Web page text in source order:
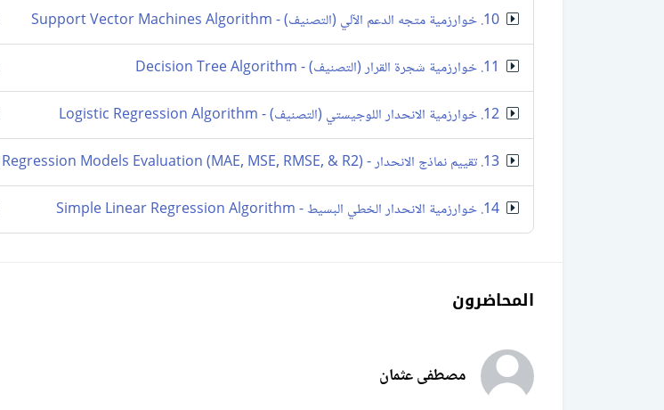
10. خوارزمية متجه الدعم الآلي (التصنيف) - Support Vector Machines Algorithm
11. خوارزمية شجرة القرار (التصنيف) - Decision Tree Algorithm
12. خوارزمية الانحدار اللوجيستي (التصنيف) - Logistic Regression Algorithm
13. تقييم نماذج الانحدار - Regression Models Evaluation (MAE, MSE, RMSE, & R2)
14. خوارزمية الانحدار الخطي البسيط - Simple Linear Regression Algorithm
المحاضرون
مصطفى عثمان